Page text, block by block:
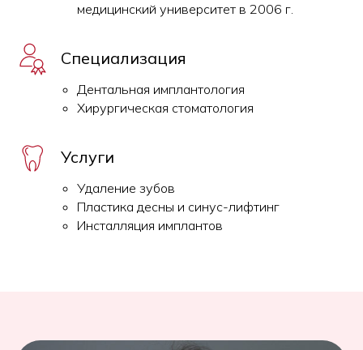
медицинский университет в 2006 г.
Специализация
Дентальная имплантология
Хирургическая стоматология
Услуги
Удаление зубов
Пластика десны и синус-лифтинг
Инсталляция имплантов